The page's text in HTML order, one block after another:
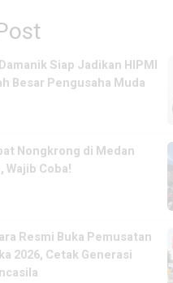
Siap Jadikan HIPMI
Besar Pengusaha Muda
Nongkrong di Medan
Wajib Coba!
Resmi Buka Pemusatan
2026, Cetak Generasi